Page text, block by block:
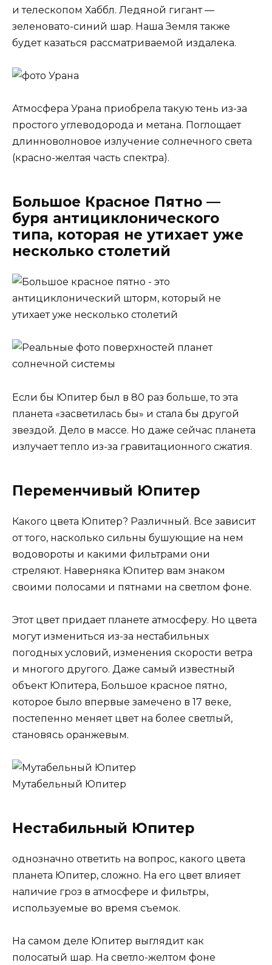
и телескопом Хаббл. Ледяной гигант —
зеленовато-синий шар. Наша Земля также
будет казаться рассматриваемой издалека.
Атмосфера Урана приобрела такую ​​тень из-за
простого углеводорода и метана. Поглощает
длинноволновое излучение солнечного света
(красно-желтая часть спектра).
Большое Красное Пятно —
буря антициклонического
типа, которая не утихает уже
несколько столетий
Если бы Юпитер был в 80 раз больше, то эта
планета «засветилась бы» и стала бы другой
звездой. Дело в массе. Но даже сейчас планета
излучает тепло из-за гравитационного сжатия.
Переменчивый Юпитер
Какого цвета Юпитер? Различный. Все зависит
от того, насколько сильны бушующие на нем
водовороты и какими фильтрами они
стреляют. Наверняка Юпитер вам знаком
своими полосами и пятнами на светлом фоне.
Этот цвет придает планете атмосферу. Но цвета
могут измениться из-за нестабильных
погодных условий, изменения скорости ветра
и многого другого. Даже самый известный
объект Юпитера, Большое красное пятно,
которое было впервые замечено в 17 веке,
постепенно меняет цвет на более светлый,
становясь оранжевым.
Мутабельный Юпитер
Нестабильный Юпитер
однозначно ответить на вопрос, какого цвета
планета Юпитер, сложно. На его цвет влияет
наличие гроз в атмосфере и фильтры,
используемые во время съемок.
На самом деле Юпитер выглядит как
полосатый шар. На светло-желтом фоне